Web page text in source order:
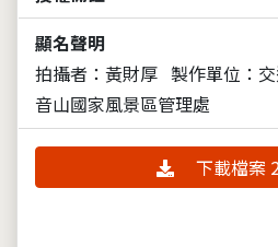
顯名聲明
拍攝者：黃財厚 製作單位：
音山國家風景區管理處
下載檔案